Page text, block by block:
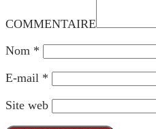
COMMENTAIRE
Nom *
E-mail *
Site web